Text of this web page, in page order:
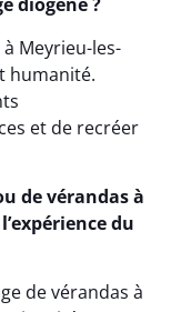
Meyrieu-les-
humanité.
et de recréer
de vérandas à
du
de vérandas à